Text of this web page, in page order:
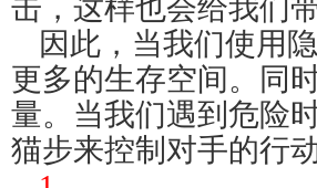
击，这样也会给我们
因此，当我们使用
更多的生存空间。同
量。当我们遇到危险
猫步来控制对手的行